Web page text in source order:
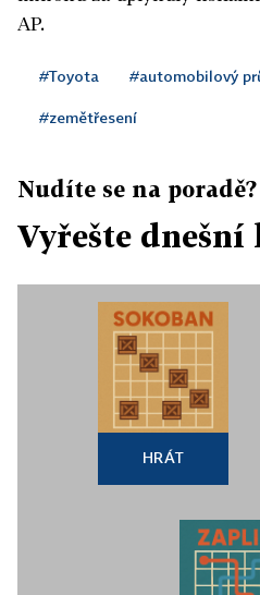
AP.
#Toyota #automobilový
#zemětřesení
Nudíte se na poradě?
Vyřešte dnešní
HRÁT